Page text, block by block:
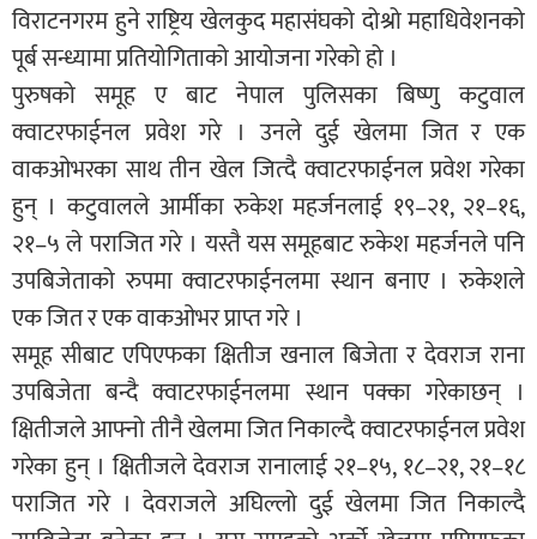
विराटनगरम हुने राष्ट्रिय खेलकुद महासंघको दोश्रो महाधिवेशनको
पूर्ब सन्ध्यामा प्रतियोगिताको आयोजना गरेको हो ।
पुरुषको समूह ए बाट नेपाल पुलिसका बिष्णु कटुवाल
क्वाटरफाईनल प्रवेश गरे । उनले दुई खेलमा जित र एक
वाकओभरका साथ तीन खेल जित्दै क्वाटरफाईनल प्रवेश गरेका
हुन् । कटुवालले आर्मीका रुकेश महर्जनलाई १९–२१, २१–१६,
२१–५ ले पराजित गरे । यस्तै यस समूहबाट रुकेश महर्जनले पनि
उपबिजेताको रुपमा क्वाटरफाईनलमा स्थान बनाए । रुकेशले
एक जित र एक वाकओभर प्राप्त गरे ।
समूह सीबाट एपिएफका क्षितीज खनाल बिजेता र देवराज राना
उपबिजेता बन्दै क्वाटरफाईनलमा स्थान पक्का गरेकाछन् ।
क्षितीजले आफ्नो तीनै खेलमा जित निकाल्दै क्वाटरफाईनल प्रवेश
गरेका हुन् । क्षितीजले देवराज रानालाई २१–१५, १८–२१, २१–१८
पराजित गरे । देवराजले अघिल्लो दुई खेलमा जित निकाल्दै